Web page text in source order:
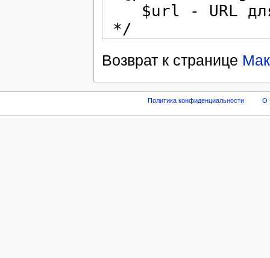
Возврат к странице
Политика конфиденциальности О